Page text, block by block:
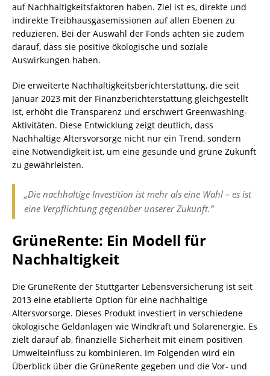
auf Nachhaltigkeitsfaktoren haben. Ziel ist es, direkte und
indirekte Treibhausgasemissionen auf allen Ebenen zu
reduzieren. Bei der Auswahl der Fonds achten sie zudem
darauf, dass sie positive ökologische und soziale
Auswirkungen haben.
Die erweiterte Nachhaltigkeitsberichterstattung, die seit
Januar 2023 mit der Finanzberichterstattung gleichgestellt
ist, erhöht die Transparenz und erschwert Greenwashing-
Aktivitäten. Diese Entwicklung zeigt deutlich, dass
Nachhaltige Altersvorsorge nicht nur ein Trend, sondern
eine Notwendigkeit ist, um eine gesunde und grüne Zukunft
zu gewährleisten.
„Die nachhaltige Investition ist mehr als eine Wahl – es ist
eine Verpflichtung gegenüber unserer Zukunft.”
GrüneRente: Ein Modell für
Nachhaltigkeit
Die GrüneRente der Stuttgarter Lebensversicherung ist seit
2013 eine etablierte Option für eine nachhaltige
Altersvorsorge. Dieses Produkt investiert in verschiedene
ökologische Geldanlagen wie Windkraft und Solarenergie. Es
zielt darauf ab, finanzielle Sicherheit mit einem positiven
Umwelteinfluss zu kombinieren. Im Folgenden wird ein
Überblick über die GrüneRente gegeben und die Vor- und